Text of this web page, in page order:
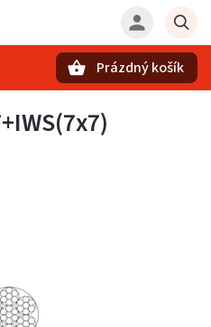
Prázdný košík